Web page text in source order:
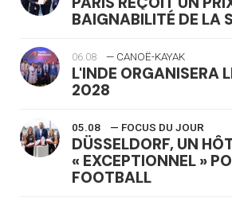
BAIGNABILITÉ DE LA
06.08 — CANOË-KAYAK
L'INDE ORGANISERA
2028
05.08 — FOCUS DU JOUR
DÜSSELDORF, UN
« EXCEPTIONNEL »
FOOTBALL